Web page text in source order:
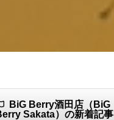
BiG Berry酒田店（BiG
Sakata）の新着記事